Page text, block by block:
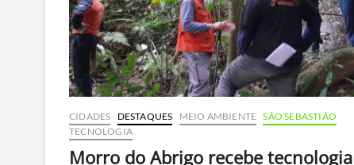
CIDADES DESTAQUES MEIO AMBIENTE SÃO SEBASTIÃO
TECNOLOGIA
Morro do Abrigo recebe tecnologia